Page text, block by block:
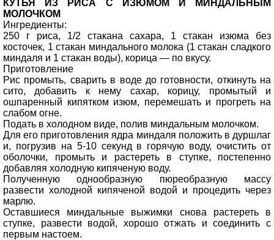
КУТЬЯ ИЗ РИСА С ИЗЮМОМ И МИНДАЛЬНЫМ
МОЛОЧКОМ
Ингредиенты:
250 г риса, 1/2 стакана сахара, 1 стакан изюма без
косточек, 1 стакан миндального молока (1 стакан сладкого
миндаля и 1 стакан воды), корица — по вкусу.
Приготовление
Рис промыть, сварить в воде до готовности, откинуть на
сито, добавить к нему сахар, корицу, промытый и
ошпаренный кипятком изюм, перемешать и прогреть на
слабом огне.
Подать в холодном виде, полив миндальным молочком.
Для его приготовления ядра миндаля положить в дуршлаг
и, погрузив на 5-10 секунд в горячую воду, очистить от
оболочки, промыть и растереть в ступке, постепенно
добавляя холодную кипяченую воду.
Полученную однообразную пюреобразную массу
развести холодной кипяченой водой и процедить через
марлю.
Оставшиеся миндальные выжимки снова растереть в
ступке, развести водой, хорошо отжать и соединить с
первым настоем.